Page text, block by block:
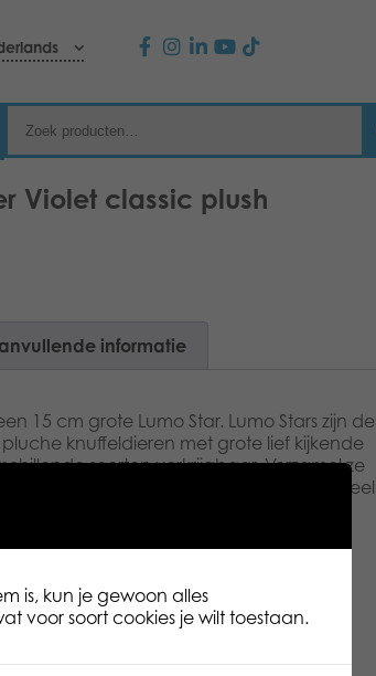
Violet classic plush
informatie
15 cm grote Lumo Star. Lumo Stars zijn de
knuffeldieren met grote lief kijkende
soorten verkrijgbaar. Verzamel ze
de app op lumostars.com , verzorg en speel
is, kun je gewoon alles
voor soort cookies je wilt toestaan.